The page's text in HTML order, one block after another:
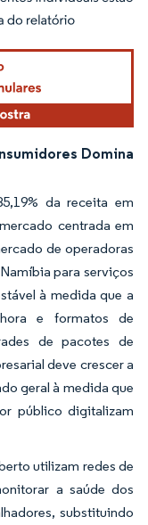
conforme CC BY 4.0.
Domina
da receita em
centrada em
de operadoras
para serviços
à medida que a
e formatos de
de pacotes de
deve crescer a
geral à medida que
público digitalizam
utilizam redes de
a saúde dos
substituindo